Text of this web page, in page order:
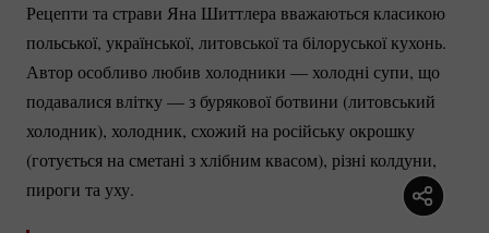
Рецепти та страви Яна Шиттлера вважаються класикою
польської, української, литовської та білоруської кухонь.
Автор особливо любив холодники — холодні супи, що
подавалися влітку — з бурякової ботвини (литовський
холодник), холодник, схожий на російську окрошку
(готується на сметані з хлібним квасом), різні колдуни,
пироги та уху.